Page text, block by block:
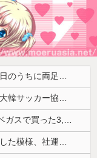
自宅で左手に違和感を覚えた開業医、その日のうちに両足が動かなくなり入院すると……
【今はやってない】審判への性接待疑惑、大韓サッカー協会が声明「現在は一切発生していない」「世界中のサッカー界関係者の皆さんにお詫び」
「2年間、たぶん1日4回は握ってた」ラスベガスで買った3,000円のキーホルダーを調べたら
フジテレビが金の卵を産む鶏を自ら絞め殺した模様、社運を賭けたドル箱コンテンツが御蔵入りになってしまい……